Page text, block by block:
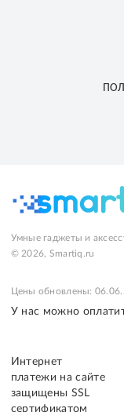
Умные гаджеты и
© 2026, Smartiq.ru
Цены обновлены:
У нас можно
Интернет
платежи на сайте
защищены SSL
сертификатом